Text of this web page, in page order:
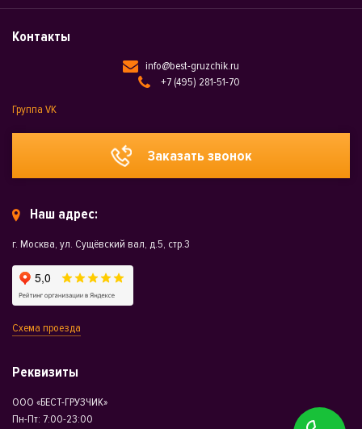
Контакты
info@best-gruzchik.ru
+7 (495) 281-51-70
Группа VK
Заказать звонок
Наш адрес:
г. Москва, ул. Сущёвский вал, д.5, стр.3
Схема проезда
Реквизиты
ООО «БЕСТ-ГРУЗЧИК»
Пн-Пт: 7:00-23:00